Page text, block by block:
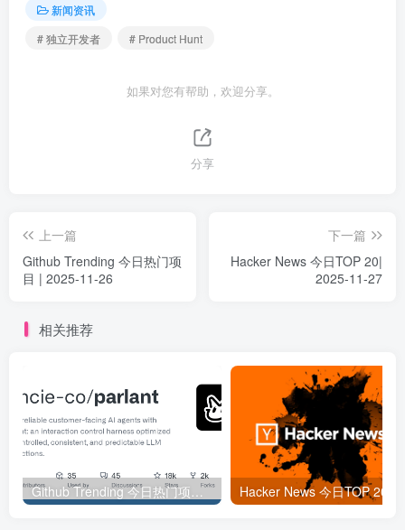
新闻资讯
# 独立开发者
# Product Hunt
如果对您有帮助，欢迎分享。
分享
上一篇
Github Trending 今日热门项
目 | 2025-11-26
下一篇
Hacker News 今日TOP 20|
2025-11-27
相关推荐
Github Trending 今日热门项目 | 2025-09-06